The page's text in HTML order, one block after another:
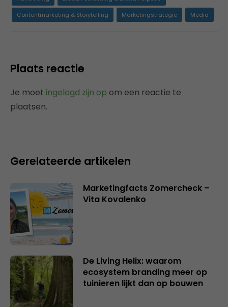
Contentmarketing & Storytelling
Marketingstrategie Media
Plaats reactie
Je moet ingelogd zijn op om een reactie te
plaatsen.
Gerelateerde artikelen
Marketingfacts Zomercheck –
Vita Kovalenko
De Living Helix: waarom
ecosystem branding meer op
tuinieren lijkt dan op bouwen